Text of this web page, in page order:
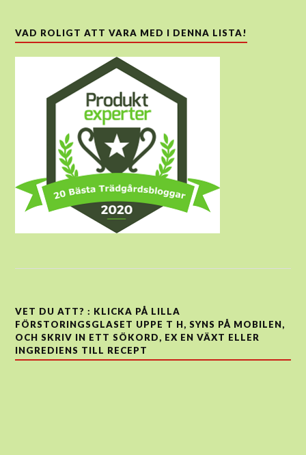
VAD ROLIGT ATT VARA MED I DENNA LISTA!
VET DU ATT? : KLICKA PÅ LILLA
FÖRSTORINGSGLASET UPPE T H, SYNS PÅ MOBILEN,
OCH SKRIV IN ETT SÖKORD, EX EN VÄXT ELLER
INGREDIENS TILL RECEPT